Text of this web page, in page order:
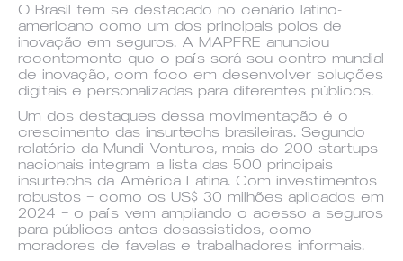
O Brasil tem se destacado no cenário latino-
americano como um dos principais polos de
inovação em seguros. A MAPFRE anunciou
recentemente que o país será seu centro mundial
de inovação, com foco em desenvolver soluções
digitais e personalizadas para diferentes públicos.
Um dos destaques dessa movimentação é o
crescimento das insurtechs brasileiras. Segundo
relatório da Mundi Ventures, mais de 200 startups
nacionais integram a lista das 500 principais
insurtechs da América Latina. Com investimentos
robustos — como os US$ 30 milhões aplicados em
2024 — o país vem ampliando o acesso a seguros
para públicos antes desassistidos, como
moradores de favelas e trabalhadores informais.